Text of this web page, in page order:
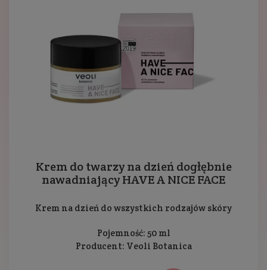
Krem do twarzy na dzień dogłębnie
nawadniający HAVE A NICE FACE
Krem na dzień do wszystkich rodzajów skóry
Pojemność: 50 ml
Producent: Veoli Botanica